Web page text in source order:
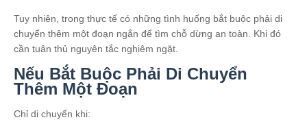
Tuy nhiên, trong thực tế có những tình huống bắt buộc phải di
chuyển thêm một đoạn ngắn để tìm chỗ dừng an toàn. Khi đó
cần tuân thủ nguyên tắc nghiêm ngặt.
Nếu Bắt Buộc Phải Di Chuyển
Thêm Một Đoạn
Chỉ di chuyển khi: